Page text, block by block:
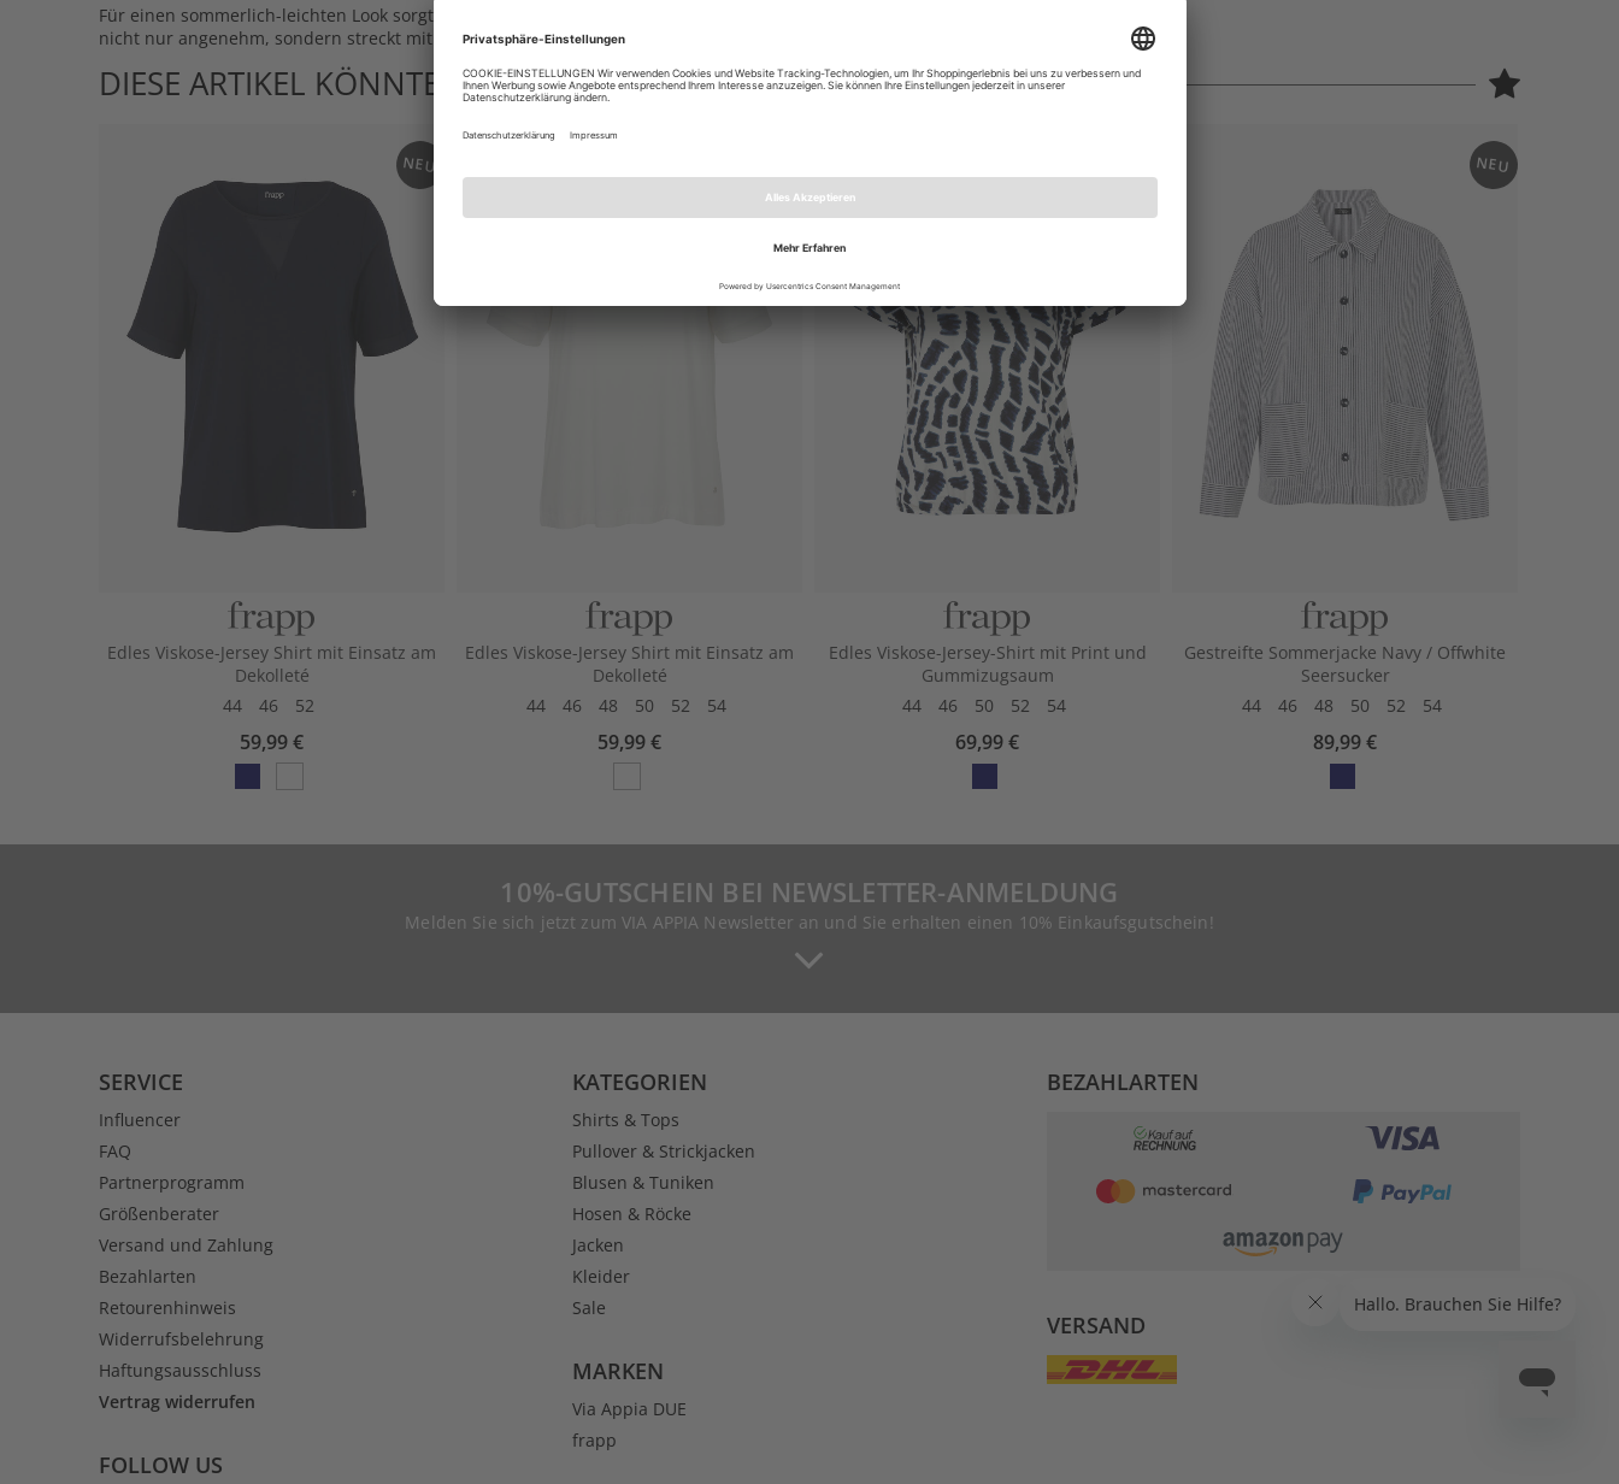
Für einen sommerlich-leichten Look sorgt die Hemdbluse aus zarter, reiner Baumwolle. Sie trägt sich
nicht nur angenehm, sondern streckt mit den Längsstreifen die Silhouette.
DIESE ARTIKEL KÖNNTEN IHNEN AUCH GEFALLEN
NEU
Edles Viskose-Jersey Shirt mit Einsatz am
Dekolleté
44
46 52
59,99 €
Edles Viskose-Jersey Shirt mit Einsatz am
Dekolleté
44
46 48 50 52 54
59,99 €
Edles Viskose-Jersey-Shirt mit Print und
Gummizugsaum
44
46 50 52 54
69,99 €
NEU
Gestreifte Sommerjacke Navy / Offwhite
Seersucker
44
46 48 50 52 54
89,99 €
10%-GUTSCHEIN BEI NEWSLETTER-ANMELDUNG
Melden Sie sich jetzt zum VIA APPIA Newsletter an und Sie erhalten einen 10% Einkaufsgutschein!
SERVICE
Influencer
FAQ
Partnerprogramm
Größenberater
Versand und Zahlung
Bezahlarten
Retourenhinweis
Widerrufsbelehrung
Haftungsausschluss
Vertrag widerrufen
FOLLOW US
KATEGORIEN
Shirts & Tops
Pullover & Strickjacken
Blusen & Tuniken
Hosen & Röcke
Jacken
Kleider
Sale
MARKEN
Via Appia DUE
frapp
BEZAHLARTEN
VERSAND